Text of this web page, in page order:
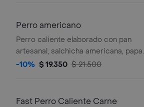
Perro americano
Perro caliente elaborado con pan
artesanal, salchicha americana, papa
cabello de angel, salsa de ajo, salsa
-10% $ 19.350 $ 21.500
Fast Perro Caliente Carne